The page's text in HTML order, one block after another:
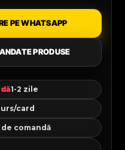
PE WHATSAPP
PRODUSE
1-2 zile
card
comandă